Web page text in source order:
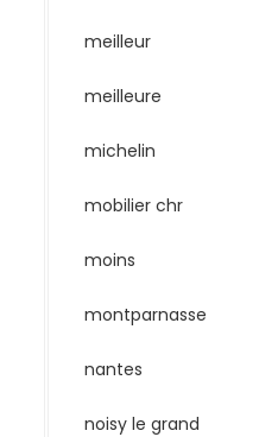
meilleur
meilleure
michelin
mobilier chr
moins
montparnasse
nantes
noisy le grand